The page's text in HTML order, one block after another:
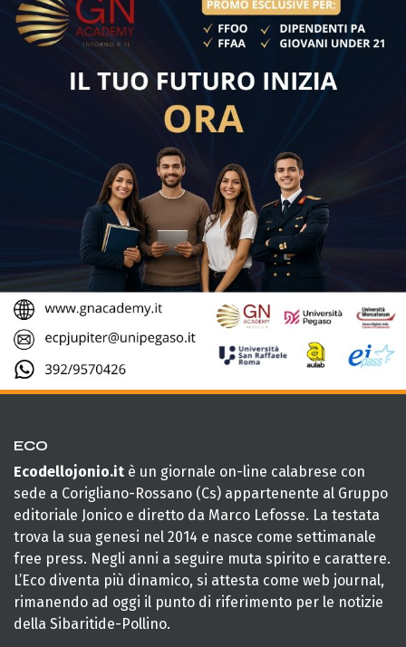
ECO
Ecodellojonio.it è un giornale on-line calabrese con
sede a Corigliano-Rossano (Cs) appartenente al Gruppo
editoriale Jonico e diretto da Marco Lefosse. La testata
trova la sua genesi nel 2014 e nasce come settimanale
free press. Negli anni a seguire muta spirito e carattere.
L’Eco diventa più dinamico, si attesta come web journal,
rimanendo ad oggi il punto di riferimento per le notizie
della Sibaritide-Pollino.